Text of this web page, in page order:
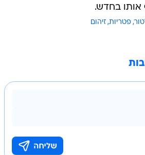
אותו בחדש.
פטריות זיהום